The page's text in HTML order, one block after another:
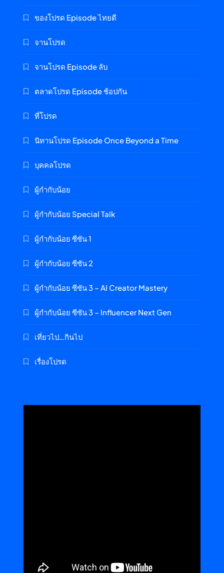
ของโปรด Episode ไทยดี
จานโปรด
จานโปรด Episode ลับ
ตลาดโปรด Episode ช้อปกัน
ที่โปรด
นิทานโปรด Episode Once Beyond a Time
บุคคลโปรด
ผู้กำกับน้อย
ผู้กำกับน้อย Special Talk
ผู้กำกับน้อย ซีซัน 1
ผู้กำกับน้อย ซีซัน 2
ผู้กำกับน้อย ซีซัน 3 – AI Creator Mastery
ผู้กำกับน้อย ซีซัน 3 – Influencer Next Gen
เที่ยวไป…กินไป
เรื่องโปรด